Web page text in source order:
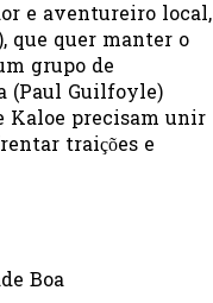
e aventureiro local,
que quer manter o
grupo de
(Paul Guilfoyle)
Kaloe precisam unir
traições e
Boa